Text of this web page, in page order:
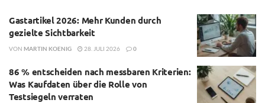
Gastartikel 2026: Mehr Kunden durch
gezielte Sichtbarkeit
VON MARTIN KOENIG 28. JULI 2026 0
86 % entscheiden nach messbaren Kriterien:
Was Kaufdaten über die Rolle von
Testsiegeln verraten